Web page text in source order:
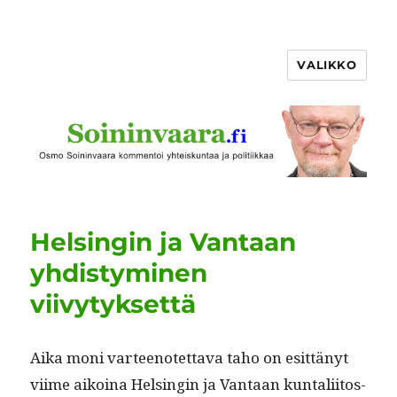
VALIKKO
Helsingin ja Vantaan
yhdistyminen
viivytyksettä
Aika moni var­teenotet­ta­va taho on esit­tänyt
viime aikoina Helsin­gin ja Van­taan kun­tali­itos­